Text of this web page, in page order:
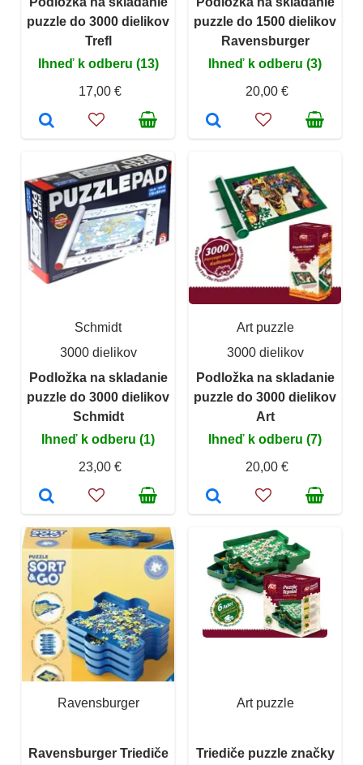
puzzle do 3000 dielikov
Trefl
Ihneď k odberu (13)
17,00 €
puzzle do 1500 dielikov
Ravensburger
Ihneď k odberu (3)
20,00 €
Schmidt
3000 dielikov
Podložka na skladanie
puzzle do 3000 dielikov
Schmidt
Ihneď k odberu (1)
23,00 €
Art puzzle
3000 dielikov
Podložka na skladanie
puzzle do 3000 dielikov
Art
Ihneď k odberu (7)
20,00 €
Ravensburger
Ravensburger Triediče
Art puzzle
Triediče puzzle značky